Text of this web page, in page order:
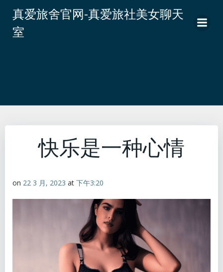
转
真爱旅舍官网-真爱旅社美女聊天
室
快乐是一种心情
on 22 3 月, 2023 at 下午3:20